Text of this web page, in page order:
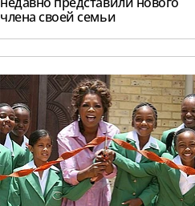
члена своей семьи